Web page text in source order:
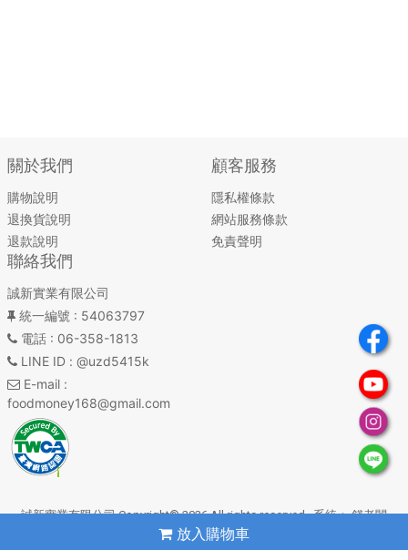
關於我們
購物說明
退換貨說明
退款說明
顧客服務
隱私權條款
網站服務條款
免責聲明
聯絡我們
誠新實業有限公司
統一編號 : 54063797
電話: 06-358-1813
LINE ID : @uzd5415k
E-mail:
foodmoney168@gmail.com
誠新實業有限公司 Copyright© 2026 All rights reserved. 系統：錢老闆
雲平台
放入購物車